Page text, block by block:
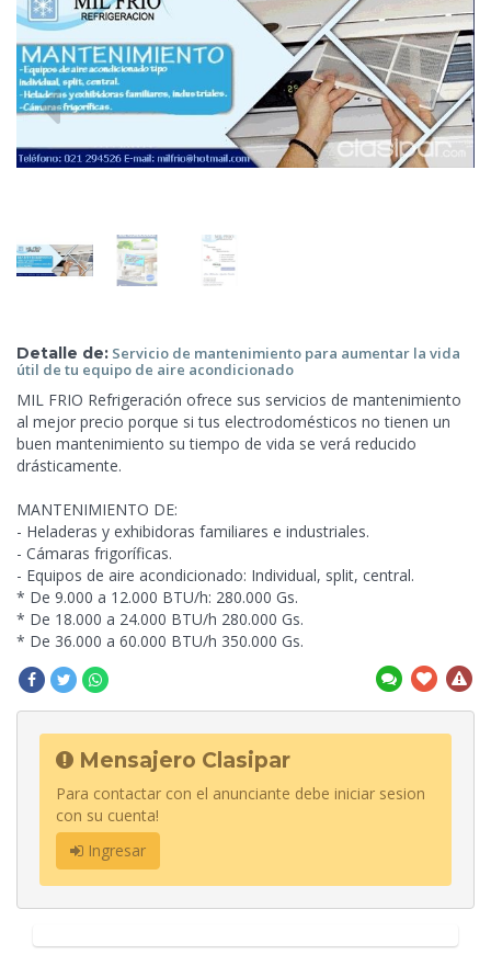
Detalle de: Servicio de mantenimiento para aumentar la vida
útil de tu equipo de aire acondicionado
MIL FRIO Refrigeración ofrece sus servicios de mantenimiento
al mejor precio porque si tus electrodomésticos no tienen un
buen mantenimiento su tiempo de vida se verá reducido
drásticamente.
MANTENIMIENTO DE:
- Heladeras y exhibidoras familiares e industriales.
- Cámaras frigoríficas.
- Equipos de aire acondicionado: Individual, split, central.
* De 9.000 a 12.000 BTU/h: 280.000 Gs.
* De 18.000 a 24.000 BTU/h 280.000 Gs.
* De 36.000 a 60.000 BTU/h 350.000 Gs.
Mensajero Clasipar
Para contactar con el anunciante debe iniciar sesion
con su cuenta!
Ingresar